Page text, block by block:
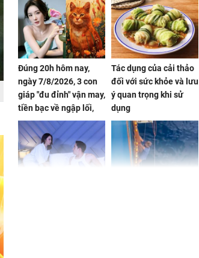
Đúng 20h hôm nay,
ngày 7/8/2026, 3 con
giáp "đu đỉnh" vận may,
tiền bạc về ngập lối,
đón lộc ấm no, tình
tiền viên mãn
Tác dụng của cải thảo
đối với sức khỏe và lưu
ý quan trọng khi sử
dụng